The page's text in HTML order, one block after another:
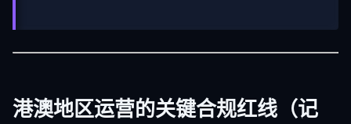
港澳地区运营的关键合规红线（记